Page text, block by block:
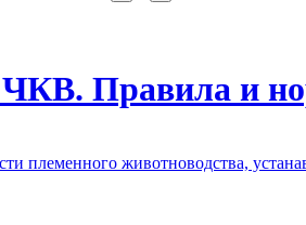
Правила и
племенного животноводства,